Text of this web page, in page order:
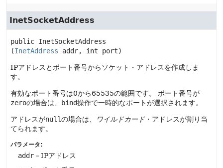
InetSocketAddress
public InetSocketAddress
(InetAddress addr, int port)
IPアドレスとポート番号からソケット・アドレスを作成しま
す。
有効なポート番号は0から65535の範囲です。
ポート番号が
zeroの場合は、 bind操作で一時的なポートが選択されます。
アドレスがnullの場合は、 ワイルドカード・アドレスが割り当
てられます。
パラメータ:
addr －IPアドレス